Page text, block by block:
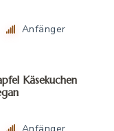
Anfänger
Käsekuchen